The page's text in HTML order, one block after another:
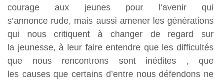
courage aux jeunes pour l’avenir qui
s’annonce rude, mais aussi amener les générations
qui nous critiquent à changer de regard sur
la jeunesse, à leur faire entendre que les difficultés
que nous rencontrons sont inédites , que
les causes que certains d’entre nous défendons ne